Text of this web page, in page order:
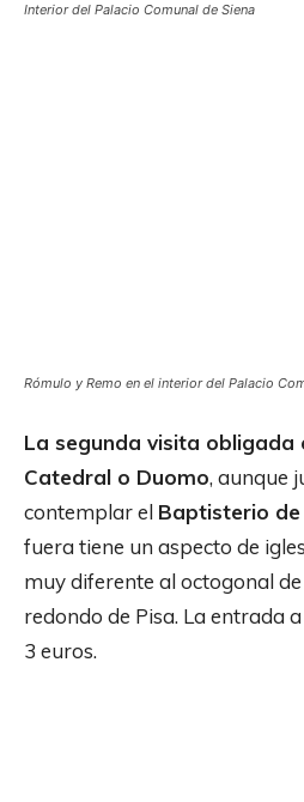
Interior del Palacio Comunal de Siena
Rómulo y Remo en el interior del Palacio
La segunda visita obligada
Catedral o Duomo, aunque
contemplar el Baptisterio de
fuera tiene un aspecto de
muy diferente al octogonal
redondo de Pisa. La entrada
3 euros.